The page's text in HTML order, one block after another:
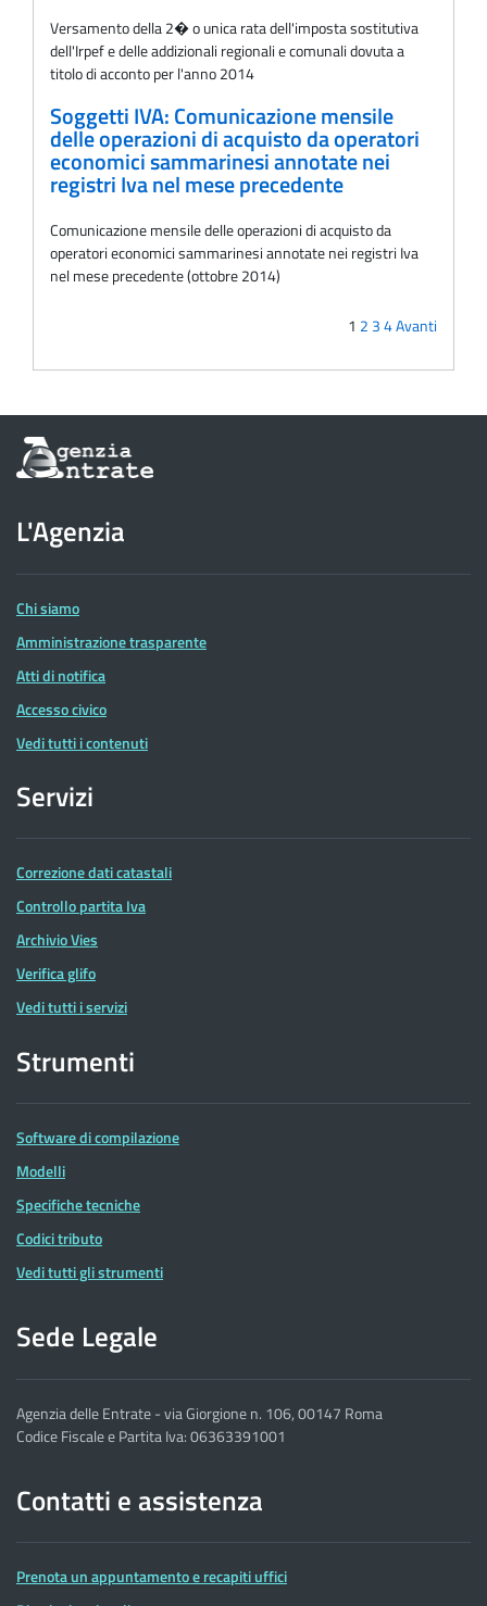
Versamento della 2� o unica rata dell'imposta sostitutiva
dell'Irpef e delle addizionali regionali e comunali dovuta a
titolo di acconto per l'anno 2014
Soggetti IVA: Comunicazione mensile
delle operazioni di acquisto da operatori
economici sammarinesi annotate nei
registri Iva nel mese precedente
Comunicazione mensile delle operazioni di acquisto da
operatori economici sammarinesi annotate nei registri Iva
nel mese precedente (ottobre 2014)
1 2 34Avanti
Informazioni
sul
dell'Agenzia
delle
Entrate
L'Agenzia
Chi siamo
Amministrazione trasparente
Atti di notifica
Accesso civico
Vedi tutti i contenuti
Servizi
Correzione dati catastali
Controllo partita Iva
Archivio Vies
Verifica glifo
Vedi tutti i servizi
Strumenti
Software di compilazione
Modelli
Specifiche tecniche
Codici tributo
Vedi tutti gli strumenti
Sede Legale
Agenzia delle Entrate - via Giorgione n. 106, 00147 Roma
Codice Fiscale e Partita Iva: 06363391001
Contatti e assistenza
Prenota un appuntamento e recapiti uffici